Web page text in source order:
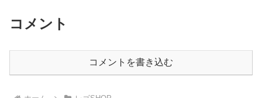
コメント
コメントを書き込む